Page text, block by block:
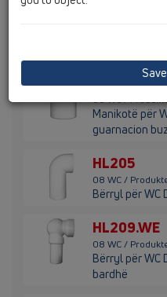
HL204
08 WC /
Manikotë për
guarnacion
HL205
08 WC /
Bërryl për WC
HL209.WE
08 WC /
Bërryl për WC
bardhë